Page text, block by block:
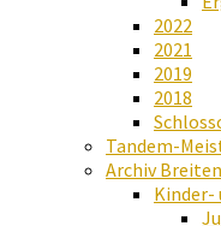
2022
2021
2019
2018
Tandem-
Archiv
Kinder-